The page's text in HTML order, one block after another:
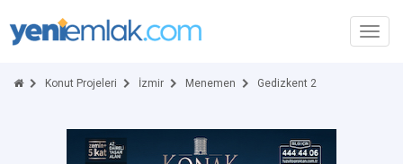
Konut Projeleri İzmir Menemen Gedizkent 2